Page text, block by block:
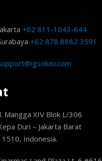
+62 811-1043-644
+62 878 8882 3591
Mangga XIV Blok L/306
Duri – Jakarta Barat
Indonesia.